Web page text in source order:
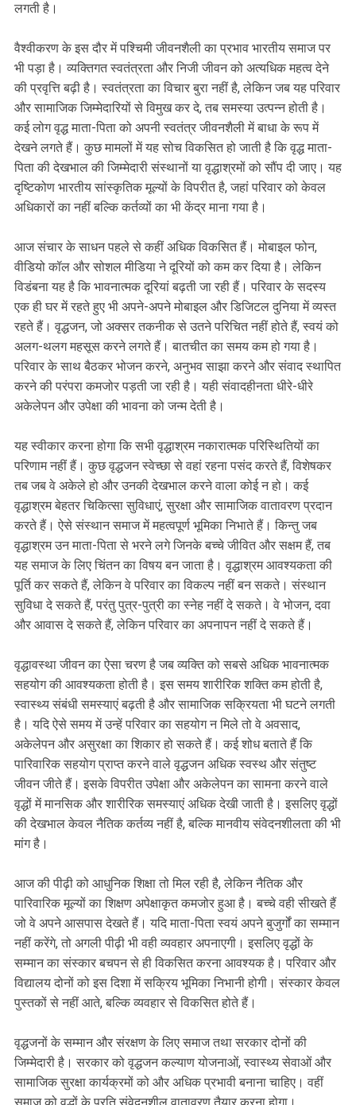
लगती है।
वैश्वीकरण के इस दौर में पश्चिमी जीवनशैली का प्रभाव भारतीय समाज पर
भी पड़ा है। व्यक्तिगत स्वतंत्रता और निजी जीवन को अत्यधिक महत्व देने
की प्रवृत्ति बढ़ी है। स्वतंत्रता का विचार बुरा नहीं है, लेकिन जब यह परिवार
और सामाजिक जिम्मेदारियों से विमुख कर दे, तब समस्या उत्पन्न होती है।
कई लोग वृद्ध माता-पिता को अपनी स्वतंत्र जीवनशैली में बाधा के रूप में
देखने लगते हैं। कुछ मामलों में यह सोच विकसित हो जाती है कि वृद्ध माता-
पिता की देखभाल की जिम्मेदारी संस्थानों या वृद्धाश्रमों को सौंप दी जाए। यह
दृष्टिकोण भारतीय सांस्कृतिक मूल्यों के विपरीत है, जहां परिवार को केवल
अधिकारों का नहीं बल्कि कर्तव्यों का भी केंद्र माना गया है।
आज संचार के साधन पहले से कहीं अधिक विकसित हैं। मोबाइल फोन,
वीडियो कॉल और सोशल मीडिया ने दूरियों को कम कर दिया है। लेकिन
विडंबना यह है कि भावनात्मक दूरियां बढ़ती जा रही हैं। परिवार के सदस्य
एक ही घर में रहते हुए भी अपने-अपने मोबाइल और डिजिटल दुनिया में व्यस्त
रहते हैं। वृद्धजन, जो अक्सर तकनीक से उतने परिचित नहीं होते हैं, स्वयं को
अलग-थलग महसूस करने लगते हैं। बातचीत का समय कम हो गया है।
परिवार के साथ बैठकर भोजन करने, अनुभव साझा करने और संवाद स्थापित
करने की परंपरा कमजोर पड़ती जा रही है। यही संवादहीनता धीरे-धीरे
अकेलेपन और उपेक्षा की भावना को जन्म देती है।
यह स्वीकार करना होगा कि सभी वृद्धाश्रम नकारात्मक परिस्थितियों का
परिणाम नहीं हैं। कुछ वृद्धजन स्वेच्छा से वहां रहना पसंद करते हैं, विशेषकर
तब जब वे अकेले हो और उनकी देखभाल करने वाला कोई न हो। कई
वृद्धाश्रम बेहतर चिकित्सा सुविधाएं, सुरक्षा और सामाजिक वातावरण प्रदान
करते हैं। ऐसे संस्थान समाज में महत्वपूर्ण भूमिका निभाते हैं। किन्तु जब
वृद्धाश्रम उन माता-पिता से भरने लगे जिनके बच्चे जीवित और सक्षम हैं, तब
यह समाज के लिए चिंतन का विषय बन जाता है। वृद्धाश्रम आवश्यकता की
पूर्ति कर सकते हैं, लेकिन वे परिवार का विकल्प नहीं बन सकते। संस्थान
सुविधा दे सकते हैं, परंतु पुत्र-पुत्री का स्नेह नहीं दे सकते। वे भोजन, दवा
और आवास दे सकते हैं, लेकिन परिवार का अपनापन नहीं दे सकते हैं।
वृद्धावस्था जीवन का ऐसा चरण है जब व्यक्ति को सबसे अधिक भावनात्मक
सहयोग की आवश्यकता होती है। इस समय शारीरिक शक्ति कम होती है,
स्वास्थ्य संबंधी समस्याएं बढ़ती है और सामाजिक सक्रियता भी घटने लगती
है। यदि ऐसे समय में उन्हें परिवार का सहयोग न मिले तो वे अवसाद,
अकेलेपन और असुरक्षा का शिकार हो सकते हैं। कई शोध बताते हैं कि
पारिवारिक सहयोग प्राप्त करने वाले वृद्धजन अधिक स्वस्थ और संतुष्ट
जीवन जीते हैं। इसके विपरीत उपेक्षा और अकेलेपन का सामना करने वाले
वृद्धों में मानसिक और शारीरिक समस्याएं अधिक देखी जाती है। इसलिए वृद्धों
की देखभाल केवल नैतिक कर्तव्य नहीं है, बल्कि मानवीय संवेदनशीलता की भी
मांग है।
आज की पीढ़ी को आधुनिक शिक्षा तो मिल रही है, लेकिन नैतिक और
पारिवारिक मूल्यों का शिक्षण अपेक्षाकृत कमजोर हुआ है। बच्चे वही सीखते हैं
जो वे अपने आसपास देखते हैं। यदि माता-पिता स्वयं अपने बुजुर्गों का सम्मान
नहीं करेंगे, तो अगली पीढ़ी भी वही व्यवहार अपनाएगी। इसलिए वृद्धों के
सम्मान का संस्कार बचपन से ही विकसित करना आवश्यक है। परिवार और
विद्यालय दोनों को इस दिशा में सक्रिय भूमिका निभानी होगी। संस्कार केवल
पुस्तकों से नहीं आते, बल्कि व्यवहार से विकसित होते हैं।
वृद्धजनों के सम्मान और संरक्षण के लिए समाज तथा सरकार दोनों की
जिम्मेदारी है। सरकार को वृद्धजन कल्याण योजनाओं, स्वास्थ्य सेवाओं और
सामाजिक सुरक्षा कार्यक्रमों को और अधिक प्रभावी बनाना चाहिए। वहीं
समाज को वृद्धों के प्रति संवेदनशील वातावरण तैयार करना होगा।